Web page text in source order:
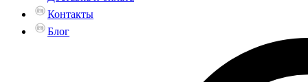
Контакты
Блог